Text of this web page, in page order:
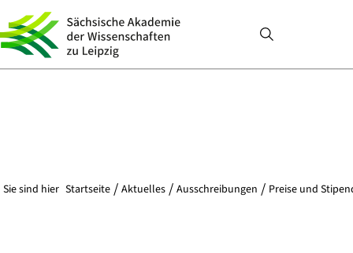
Sie sind hier Startseite Aktuelles Ausschreibungen Preise und